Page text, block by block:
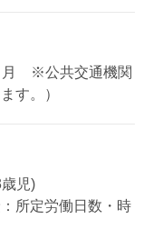
月 ※公共交通機関
す。）
児)
所定労働日数・時